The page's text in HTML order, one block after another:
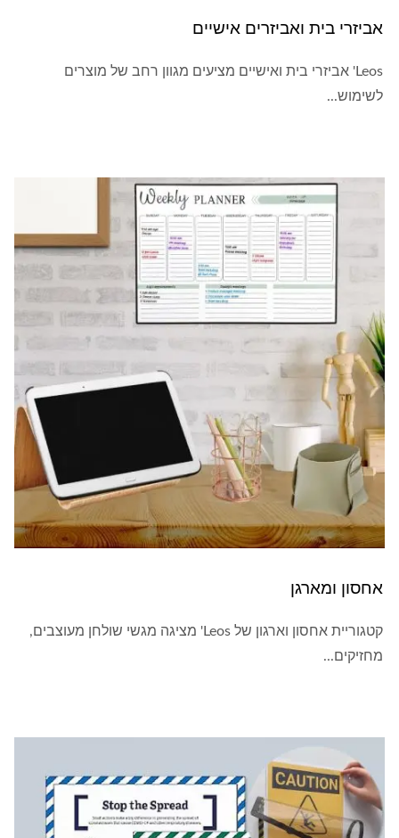
אביזרי בית ואביזרים אישיים
Leos' אביזרי בית ואישיים מציעים מגוון רחב של מוצרים
לשימוש...
אחסון ומארגן
קטגוריית אחסון וארגון של Leos' מציגה מגשי שולחן מעוצבים,
מחזיקים...